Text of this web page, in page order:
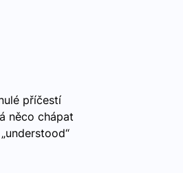
příčestí
něco chápat